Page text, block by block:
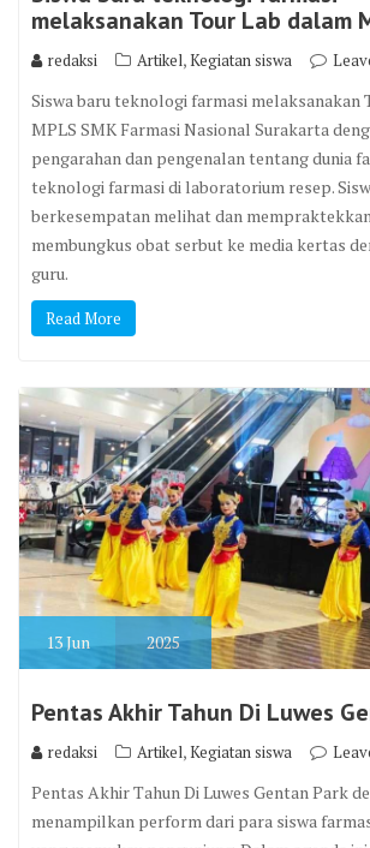
melaksanakan Tour Lab dalam
redaksi Artikel,Kegiatan siswa
Siswa baru teknologi farmasi melaksanakan
MPLS SMK Farmasi Nasional Surakarta
pengarahan dan pengenalan tentang dunia
teknologi farmasi di laboratorium resep.
berkesempatan melihat dan
membungkus obat serbut ke media kertas
guru.
Read More
13Jun 2025
Pentas Akhir Tahun Di Luwes
redaksi Artikel,Kegiatan siswa
Pentas Akhir Tahun Di Luwes Gentan Park
menampilkan perform dari para siswa